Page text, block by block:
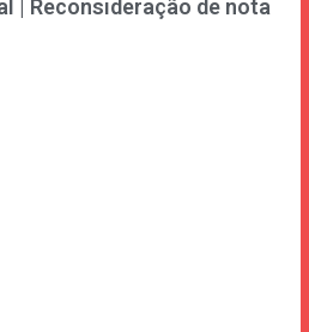
| Reconsideração de nota